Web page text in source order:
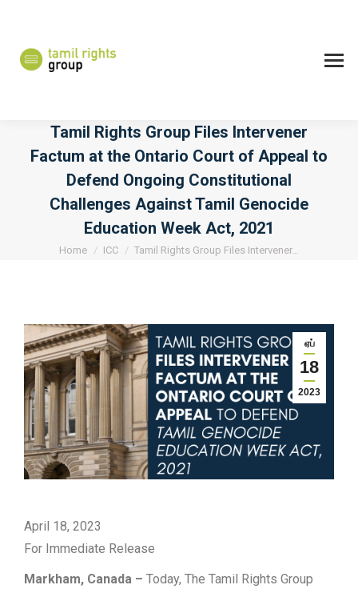
Tamil Rights Group Files Intervener
Factum at the Ontario Court of Appeal to
Defend Ongoing Constitutional
Challenges Against Tamil Genocide
Education Week Act, 2021
You are here:
Home ICC Tamil Rights Group Files Intervener…
ஏப்
18
2023
April 18, 2023
For Immediate Release
Markham, Canada – Today, The Tamil Rights Group